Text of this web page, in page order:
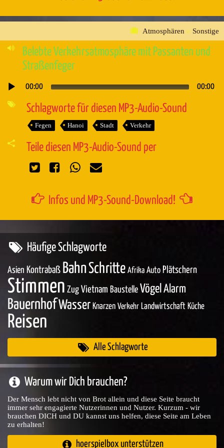
Atmosphären » Sonstige
Belebte Verkehrsatmosphäre mit Passanten und
Straßenfeger
Audio-
00:00 00:00
Schlagworte für diesen MP3-Audio-Sound
Fegen Hanoi Stadt Verkehr
Teile diesen MP3-Audio-Sound per
Infos und MP3-Sound-Download!
Häufige Schlagworte
Asien Kontrabaß BahnSchritte Afrika Auto Plätschern
Stimmen Zug Vietnam Baustelle Vögel Alarm
BauernhofWasser Knarzen Verkehr Landwirtschaft Küche
Reisen
Alle Schlagworte
Warum wir Dich brauchen?
Der Mensch lebt nicht von Brot allein und diese Seite braucht
immer sehr engagierte Nutzerinnen und Nutzer. Kurzum - wir
brauchen DICH und DU kannst uns helfen, diese Seite am Leben
zu erhalten!
hoerspielbox unterstützen